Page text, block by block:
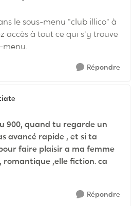
le sous-menu "club illico" à
accès à tout ce qui s'y trouve
menu.
Répondre
900, quand tu regarde un
avancé rapide , et si ta
faire plaisir a ma femme
romantique ,elle fiction. ca
Répondre